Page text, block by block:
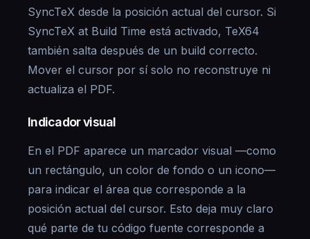
SyncTeX desde la posición actual del cursor. Si
SyncTeX at Build Time está activado, TeX64
también salta después de un build correcto.
Mover el cursor por sí solo no reconstruye ni
actualiza el PDF.
Indicador visual
En el PDF aparece un marcador visual —como
un rectángulo, un color de fondo o un icono—
para indicar el área que corresponde a la
posición actual del cursor. Esto deja muy claro
qué parte de tu código fuente corresponde a